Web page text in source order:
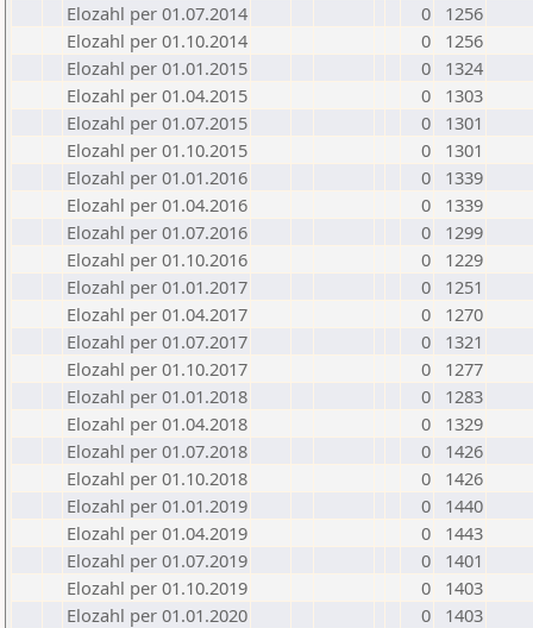
Elozahl per 01.07.2014
0
1256
Elozahl per 01.10.2014
0
1256
Elozahl per 01.01.2015
0
1324
Elozahl per 01.04.2015
0
1303
Elozahl per 01.07.2015
0
1301
Elozahl per 01.10.2015
0
1301
Elozahl per 01.01.2016
0
1339
Elozahl per 01.04.2016
0
1339
Elozahl per 01.07.2016
0
1299
Elozahl per 01.10.2016
0
1229
Elozahl per 01.01.2017
0
1251
Elozahl per 01.04.2017
0
1270
Elozahl per 01.07.2017
0
1321
Elozahl per 01.10.2017
0
1277
Elozahl per 01.01.2018
0
1283
Elozahl per 01.04.2018
0
1329
Elozahl per 01.07.2018
0
1426
Elozahl per 01.10.2018
0
1426
Elozahl per 01.01.2019
0
1440
Elozahl per 01.04.2019
0
1443
Elozahl per 01.07.2019
0
1401
Elozahl per 01.10.2019
0
1403
Elozahl per 01.01.2020
0
1403